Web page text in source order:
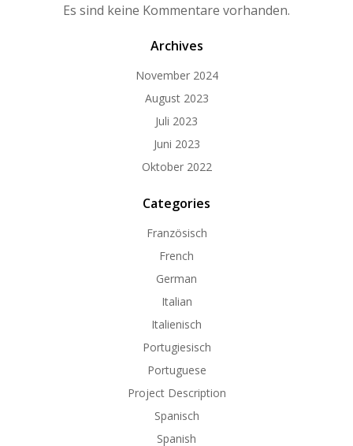
Es sind keine Kommentare vorhanden.
Archives
November 2024
August 2023
Juli 2023
Juni 2023
Oktober 2022
Categories
Französisch
French
German
Italian
Italienisch
Portugiesisch
Portuguese
Project Description
Spanisch
Spanish